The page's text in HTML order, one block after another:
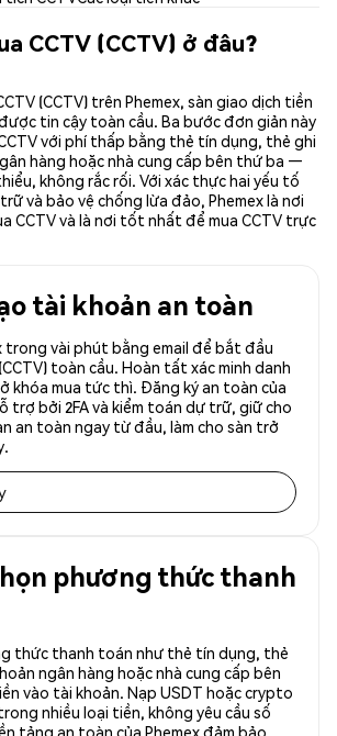
CCTV (CCTV) ở đâu?
(CCTV) trên Phemex, sàn giao dịch tiền
tin cậy toàn cầu. Ba bước đơn giản này
với phí thấp bằng thẻ tín dụng, thẻ ghi
hàng hoặc nhà cung cấp bên thứ ba —
không rắc rối. Với xác thực hai yếu tố
và bảo vệ chống lừa đảo, Phemex là nơi
CCTV và là nơi tốt nhất để mua CCTV trực
tài khoản an toàn
trong vài phút bằng email để bắt đầu
toàn cầu. Hoàn tất xác minh danh
khóa mua tức thì. Đăng ký an toàn của
trợ bởi 2FA và kiểm toán dự trữ, giữ cho
an toàn ngay từ đầu, làm cho sàn trở
phương thức thanh
thức thanh toán như thẻ tín dụng, thẻ
ngân hàng hoặc nhà cung cấp bên
vào tài khoản. Nạp USDT hoặc crypto
nhiều loại tiền, không yêu cầu số
tảng an toàn của Phemex đảm bảo